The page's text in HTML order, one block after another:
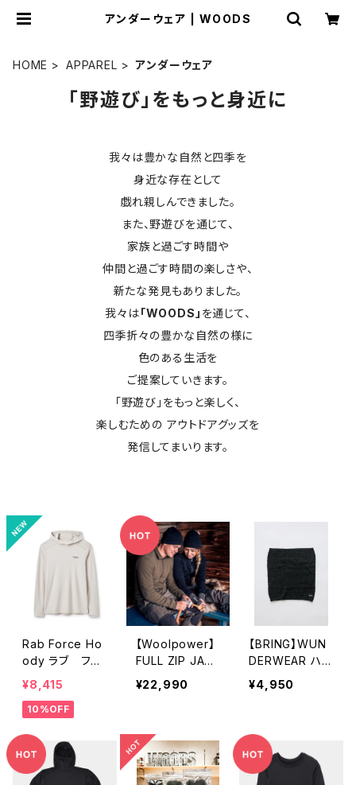
アンダーウェア | WOODS
HOME APPAREL アンダーウェア
「野遊び」をもっと身近に
我々は豊かな自然と四季を
身近な存在として
戯れ親しんできました。
また、野遊びを通じて、
家族と過ごす時間や
仲間と過ごす時間の楽しさや、
新たな発見もありました。
我々は「WOODS」 を通じて、
四季折々の豊かな自然の様に
色のある生活を
ご提案していきます。
「野遊び」をもっと楽しく、
楽しむための アウトドアグッズを
発信してまいります。
Rab Force Ho
ody ラブ フォ
ースフーディー
（メンズ）
¥8,415
10%OFF
【Woolpower】
FULL ZIP JAC
KET 400 / ウ
ールパワー フル
¥22,990
【BRING】WUN
DERWEAR ハラ
マキ
¥4,950